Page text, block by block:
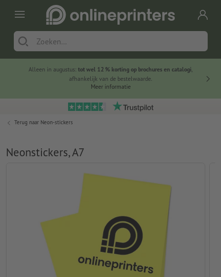
Alleen in augustus: tot wel 12 % korting op brochures en catalogi,
afhankelijk van de bestelwaarde.
Meer informatie
Terug naar Neon-stickers
Neonstickers, A7